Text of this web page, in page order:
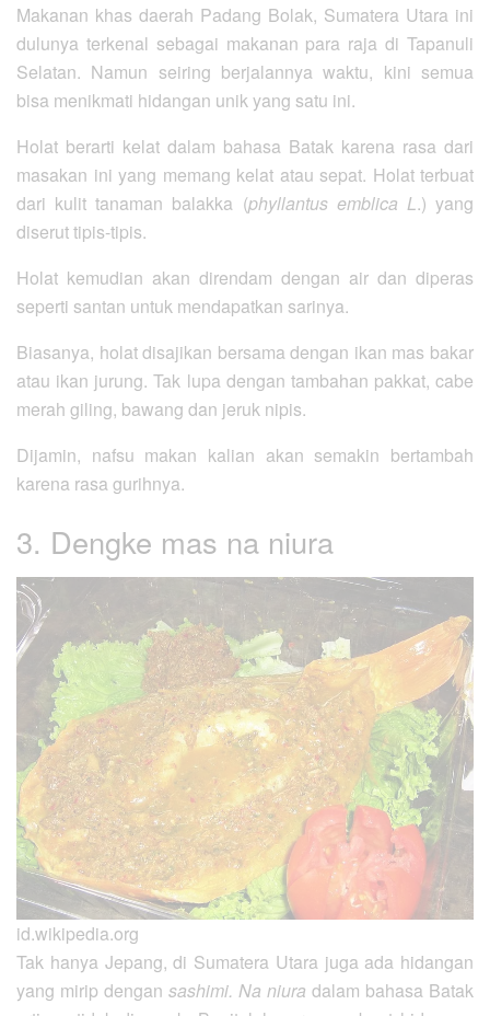
Makanan khas daerah Padang Bolak, Sumatera Utara ini
dulunya terkenal sebagai makanan para raja di Tapanuli
Selatan. Namun seiring berjalannya waktu, kini semua
bisa menikmati hidangan unik yang satu ini.
Holat berarti kelat dalam bahasa Batak karena rasa dari
masakan ini yang memang kelat atau sepat. Holat terbuat
dari kulit tanaman balakka (phyllantus emblica L.) yang
diserut tipis-tipis.
Holat kemudian akan direndam dengan air dan diperas
seperti santan untuk mendapatkan sarinya.
Biasanya, holat disajikan bersama dengan ikan mas bakar
atau ikan jurung. Tak lupa dengan tambahan pakkat, cabe
merah giling, bawang dan jeruk nipis.
Dijamin, nafsu makan kalian akan semakin bertambah
karena rasa gurihnya.
3. Dengke mas na niura
id.wikipedia.org
Tak hanya Jepang, di Sumatera Utara juga ada hidangan
yang mirip dengan sashimi. Na niura dalam bahasa Batak